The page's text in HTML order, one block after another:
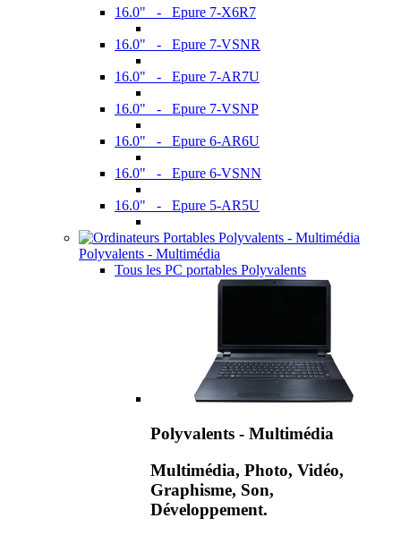
16.0" - Epure 7-X6R7
16.0" - Epure 7-VSNR
16.0" - Epure 7-AR7U
16.0" - Epure 7-VSNP
16.0" - Epure 6-AR6U
16.0" - Epure 6-VSNN
16.0" - Epure 5-AR5U
Polyvalents - Multimédia
Tous les PC portables Polyvalents
Polyvalents - Multimédia
Multimédia, Photo, Vidéo,
Graphisme, Son,
Développement.